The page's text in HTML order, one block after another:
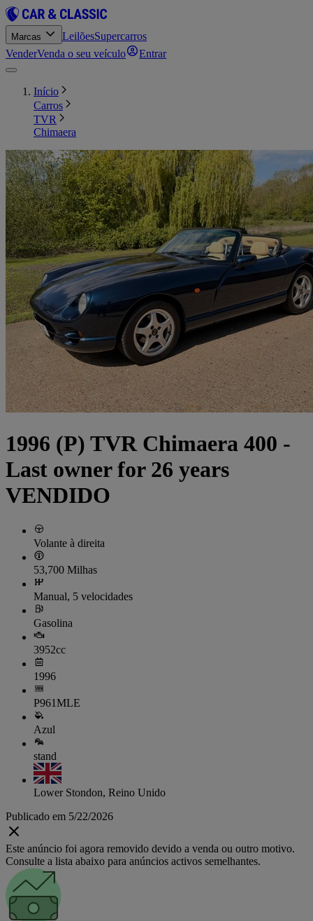
Marcas LeilõesSupercarros
VenderVenda o seu veículo Entrar
Início
Carros
TVR
Chimaera
1996 (P) TVR Chimaera 400 -
Last owner for 26 years
VENDIDO
Volante à direita
53,700 Milhas
Manual, 5 velocidades
Gasolina
3952cc
1996
P961MLE
Azul
stand
Lower Stondon, Reino Unido
Publicado em 5/22/2026
Este anúncio foi agora removido devido a venda ou outro motivo.
Consulte a lista abaixo para anúncios activos semelhantes.